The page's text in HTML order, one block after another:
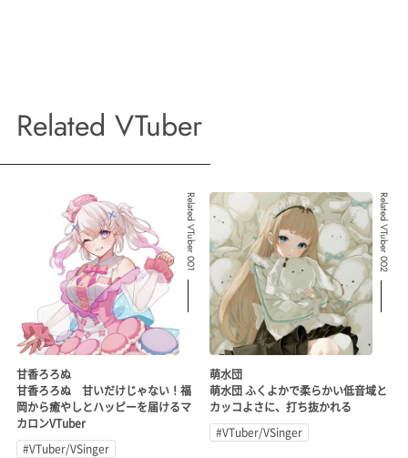
Related VTuber
Related VTuber 001
甘香ろろぬ
甘香ろろぬ 甘いだけじゃない！福
岡から癒やしとハッピーを届けるマ
カロンVTuber
#VTuber/VSinger
Related VTuber 002
萌水団
萌水団 ふくよかで柔らかい低音域と
カッコよさに、打ち抜かれる
#VTuber/VSinger